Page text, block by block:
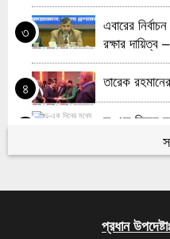
১০
ভোলা-বরিশাল
ক্রিয়েটরদের
৩
এবারের
রক্ষার দায়িত্ব
৪ তারেক
দু-এক দিনের
মেজর
প্রধান